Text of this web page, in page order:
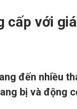
cấp với
đến nhiều
bị và động